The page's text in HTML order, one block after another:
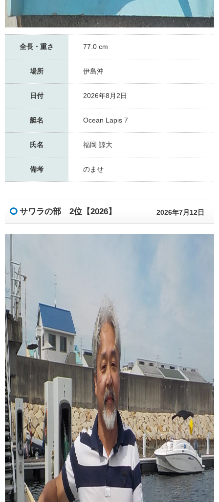
全長・重さ 77.0 cm
場所 伊島沖
日付 2026年8月2日
艇名 Ocean Lapis 7
氏名 福岡 諒大
備考 のませ
サワラの部 2位【2026】 2026年7月12日